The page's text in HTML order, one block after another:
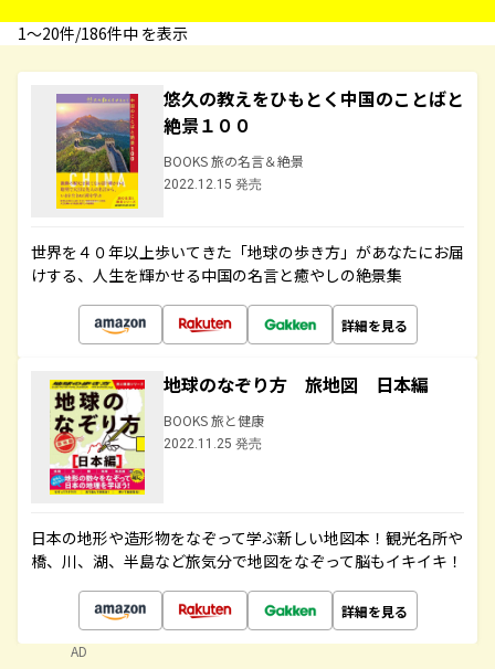
1〜20件/186件中 を表示
悠久の教えをひもとく中国のことばと
絶景１００
BOOKS 旅の名言＆絶景
2022.12.15 発売
世界を４０年以上歩いてきた「地球の歩き方」があなたにお届
けする、人生を輝かせる中国の名言と癒やしの絶景集
詳細を見る
地球のなぞり方 旅地図 日本編
BOOKS 旅と健康
2022.11.25 発売
日本の地形や造形物をなぞって学ぶ新しい地図本！観光名所や
橋、川、湖、半島など旅気分で地図をなぞって脳もイキイキ！
詳細を見る
AD